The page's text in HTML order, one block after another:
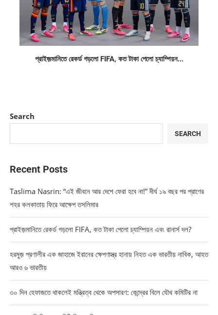
প্রাইজ়মানিতে রেকর্ড গড়লো FIFA, কত টাকা পেলো চ্যাম্পিয়ন...
Search
SEARCH
Recent Posts
Taslima Nasrin: “এই জীবনে আর দেশে ফেরা হবে না!” দীর্ঘ ১৯ বছর পর প্রাণের
শহর কলকাতায় ফিরে আক্ষেপ তসলিমার
প্রাইজ়মানিতে রেকর্ড গড়লো FIFA, কত টাকা পেলো চ্যাম্পিয়ন এবং রানার্স দল?
হরমুজ় প্রণালীর এক জাহাজে ইরানের ক্ষেপণাস্ত্র হানায় নিহত এক ভারতীয় নাবিক, আহত
আরও ৬ ভারতীয়
৩০ দিন হেফাজতে থাকলেই মন্ত্রিত্ব থেকে অপসারণ: কেন্দ্রের বিলে যৌথ কমিটির না